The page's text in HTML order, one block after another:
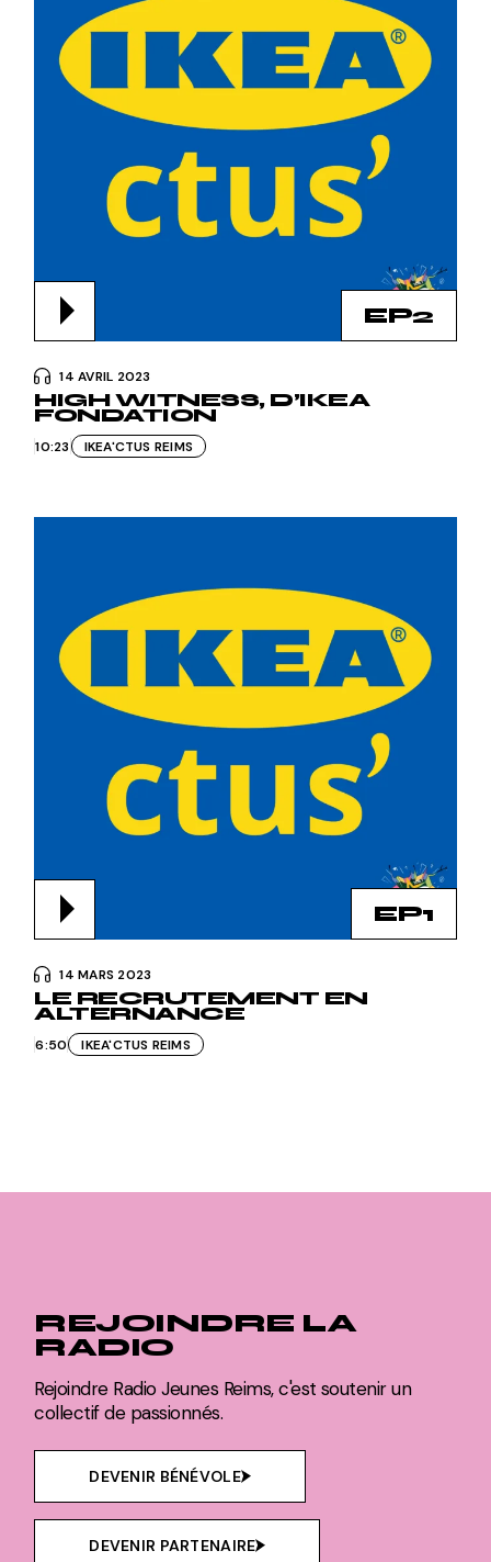
EP2
14 AVRIL 2023
HIGH WITNESS, D’IKEA
FONDATION
10:23 IKEA'CTUS REIMS
EP1
14 MARS 2023
LE RECRUTEMENT EN
ALTERNANCE
6:50 IKEA'CTUS REIMS
REJOINDRE LA
RADIO
Rejoindre Radio Jeunes Reims, c'est soutenir un
collectif de passionnés.
DEVENIR BÉNÉVOLE
DEVENIR PARTENAIRE